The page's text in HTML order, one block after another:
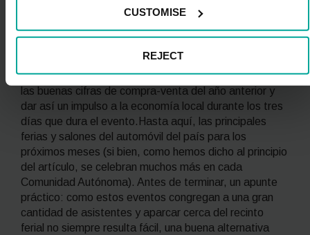
CUSTOMISE
REJECT
certamen para este 2024 y las novedades que incluirá,
tanto vendedores como compradores esperan repetir
las buenas cifras de compra-venta del año anterior y
dar así un impulso a la economía local durante los tres
días que dura el evento.Hasta aquí, las principales
ferias y salones del automóvil del país para los
próximos meses (si bien, como hemos dicho al principio
del artículo, se celebran muchos más en cada
Comunidad Autónoma). Antes de terminar, un apunte
práctico: como estos eventos congregan a una gran
cantidad de asistentes y aparcar cerca del recinto
ferial no siempre resulta fácil, una buena alternativa